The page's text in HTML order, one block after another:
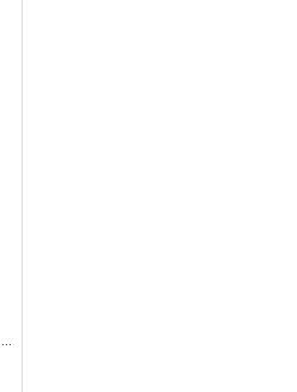
ACANA REG Ranchlands 2kg